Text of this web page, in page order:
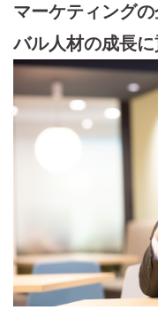
マーケティング
バル人材の成長